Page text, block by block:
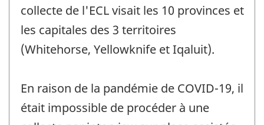
collecte de l'ECL visait les 10 provinces et
les capitales des 3 territoires
(Whitehorse, Yellowknife et Iqaluit).
En raison de la pandémie de COVID-19, il
était impossible de procéder à une